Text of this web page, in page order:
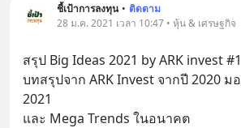
ชี้เป้าการลงทุน • ติดตาม
28 ม.ค. 2021 เวลา 10:47 • หุ้น & เศรษฐกิจ
สรุป Big Ideas 2021 by ARK invest #1
บทสรุปจาก ARK Invest จากปี 2020 ม
2021
และ Mega Trends ในอนาคต